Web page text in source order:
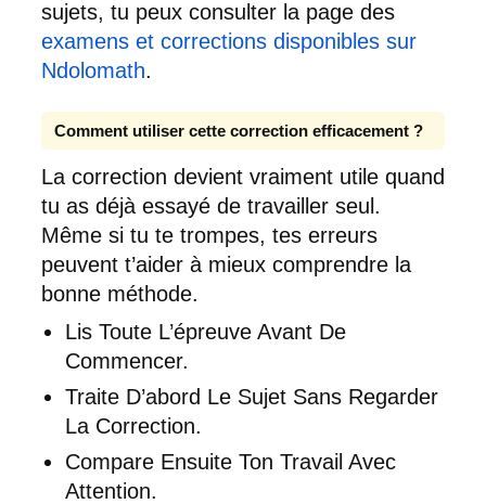
sujets, tu peux consulter la page des
examens et corrections disponibles sur
Ndolomath.
Comment utiliser cette correction efficacement ?
La correction devient vraiment utile quand
tu as déjà essayé de travailler seul.
Même si tu te trompes, tes erreurs
peuvent t’aider à mieux comprendre la
bonne méthode.
Lis Toute L’épreuve Avant De
Commencer.
Traite D’abord Le Sujet Sans Regarder
La Correction.
Compare Ensuite Ton Travail Avec
Attention.